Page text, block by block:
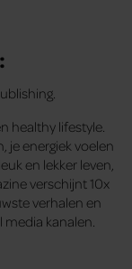
healthy lifestyle.
je energiek voelen
en lekker leven,
verschijnt 10x
verhalen en
kanalen.